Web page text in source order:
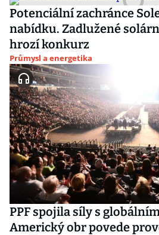
Potenciální zachránce
nabídku. Zadlužené
hrozí konkurz
Průmysl a energetika
PPF spojila síly s
Americký obr povede